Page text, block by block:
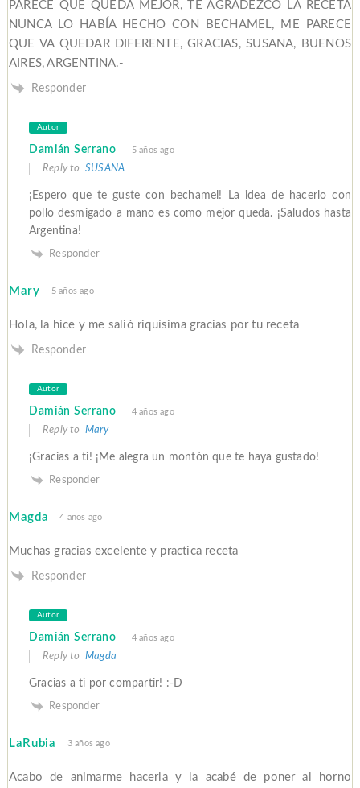
PARECE QUE QUEDA MEJOR, TE AGRADEZCO LA RECETA
NUNCA LO HABÍA HECHO CON BECHAMEL, ME PARECE
QUE VA QUEDAR DIFERENTE, GRACIAS, SUSANA, BUENOS
AIRES, ARGENTINA.-
Responder
Autor
Damián Serrano 5 años ago
Reply to SUSANA
¡Espero que te guste con bechamel! La idea de hacerlo con
pollo desmigado a mano es como mejor queda. ¡Saludos hasta
Argentina!
Responder
Mary 5 años ago
Hola, la hice y me salió riquísima gracias por tu receta
Responder
Autor
Damián Serrano 4 años ago
Reply to Mary
¡Gracias a ti! ¡Me alegra un montón que te haya gustado!
Responder
Magda 4 años ago
Muchas gracias excelente y practica receta
Responder
Autor
Damián Serrano 4 años ago
Reply to Magda
Gracias a ti por compartir! :-D
Responder
LaRubia 3 años ago
Acabo de animarme hacerla y la acabé de poner al horno